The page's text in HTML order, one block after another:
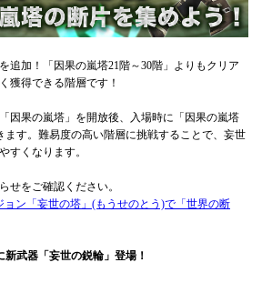
追加！「因果の嵐塔21階～30階」よりもクリア
獲得できる階層です！
因果の嵐塔」を開放後、入場時に「因果の嵐塔
ます。難易度の高い階層に挑戦することで、妄世
すくなります。
せをご確認ください。
ョン「妄世の塔」(もうせのとう)で「世界の断
武器「妄世の鋭輪」登場！